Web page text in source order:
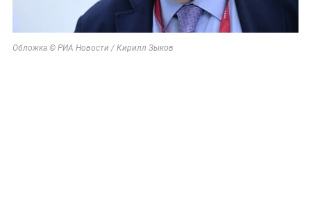
Обложка © РИА Новости / Кирилл Зыков